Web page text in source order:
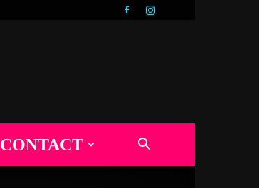
CONTACT